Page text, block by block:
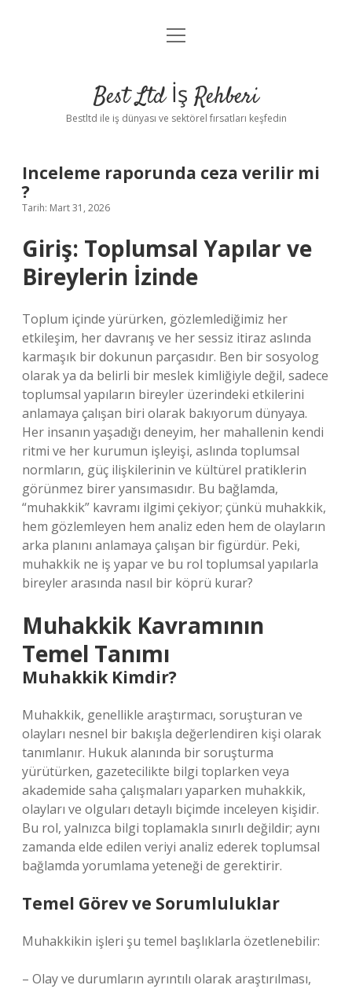
Anasayfa
Yasal Uyarı
menüyü
Best Ltd İş Rehberi
Bestltd ile iş dünyası ve sektörel fırsatları keşfedin
Inceleme raporunda ceza verilir mi
?
Tarih: Mart 31, 2026
Giriş: Toplumsal Yapılar ve
Bireylerin İzinde
Toplum içinde yürürken, gözlemlediğimiz her
etkileşim, her davranış ve her sessiz itiraz aslında
karmaşık bir dokunun parçasıdır. Ben bir sosyolog
olarak ya da belirli bir meslek kimliğiyle değil, sadece
toplumsal yapıların bireyler üzerindeki etkilerini
anlamaya çalışan biri olarak bakıyorum dünyaya.
Her insanın yaşadığı deneyim, her mahallenin kendi
ritmi ve her kurumun işleyişi, aslında toplumsal
normların, güç ilişkilerinin ve kültürel pratiklerin
görünmez birer yansımasıdır. Bu bağlamda,
“muhakkik” kavramı ilgimi çekiyor; çünkü muhakkik,
hem gözlemleyen hem analiz eden hem de olayların
arka planını anlamaya çalışan bir figürdür. Peki,
muhakkik ne iş yapar ve bu rol toplumsal yapılarla
bireyler arasında nasıl bir köprü kurar?
Muhakkik Kavramının
Temel Tanımı
Muhakkik Kimdir?
Muhakkik, genellikle araştırmacı, soruşturan ve
olayları nesnel bir bakışla değerlendiren kişi olarak
tanımlanır. Hukuk alanında bir soruşturma
yürütürken, gazetecilikte bilgi toplarken veya
akademide saha çalışmaları yaparken muhakkik,
olayları ve olguları detaylı biçimde inceleyen kişidir.
Bu rol, yalnızca bilgi toplamakla sınırlı değildir; aynı
zamanda elde edilen veriyi analiz ederek toplumsal
bağlamda yorumlama yeteneği de gerektirir.
Temel Görev ve Sorumluluklar
Muhakkikin işleri şu temel başlıklarla özetlenebilir:
– Olay ve durumların ayrıntılı olarak araştırılması,